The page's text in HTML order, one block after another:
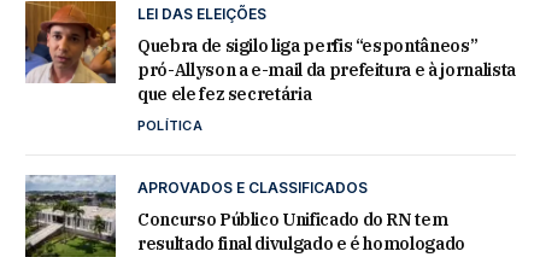
LEI DAS ELEIÇÕES
Quebra de sigilo liga perfis “espontâneos”
pró-Allyson a e-mail da prefeitura e à jornalista
que ele fez secretária
POLÍTICA
APROVADOS E CLASSIFICADOS
Concurso Público Unificado do RN tem
resultado final divulgado e é homologado